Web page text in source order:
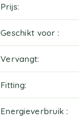
Prijs
Geschikt voor
Vervangt
Fitting
Energieverbruik